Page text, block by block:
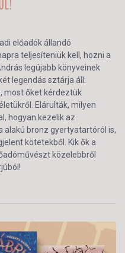
előadók állandó
teljesíteniük kell, hozni a
legújabb könyveinek
legendás sztárja áll:
most őket kérdeztük
Elárulták, milyen
hogyan kezelik az
alakú bronz gyertyatartóról is,
kötetekből. Kik ők a
közelebbről